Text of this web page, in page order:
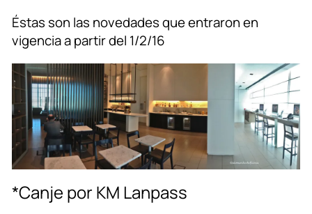
Éstas son las novedades que entraron en
vigencia a partir del 1/2/16
*Canje por KM Lanpass